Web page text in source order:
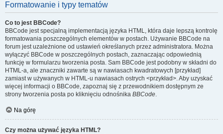
Formatowanie i typy tematów
Co to jest BBCode?
BBCode jest specjalną implementacją języka HTML, która daje lepszą kontrolę
formatowania poszczególnych elementów w postach. Używanie BBCode na
forum jest uzależnione od ustawień określanych przez administratora. Można
wyłączyć BBCode w poszczególnych postach, zaznaczając odpowiednią
funkcję w formularzu tworzenia posta. Sam BBCode jest podobny w składni do
HTML-a, ale znaczniki zawarte są w nawiasach kwadratowych [przykład]
zamiast w używanych w HTML-u nawiasach ostrych <przykład>. Aby uzyskać
więcej informacji o BBCode, zapoznaj się z przewodnikiem dostępnym ze
strony tworzenia posta po kliknięciu odnośnika BBCode.
Na górę
Czy można używać języka HTML?